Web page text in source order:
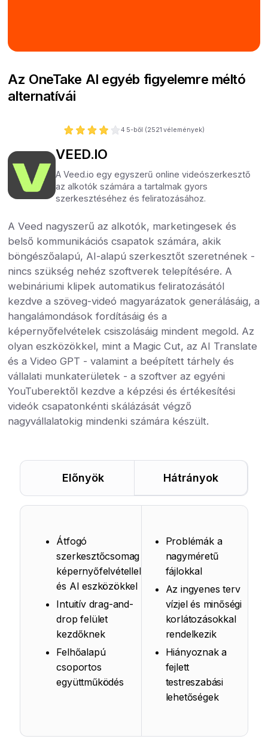
Az OneTake AI egyéb figyelemre méltó
alternatívái
4 5-ből (2521 vélemények)
VEED.IO
A Veed.io egy egyszerű online videószerkesztő
az alkotók számára a tartalmak gyors
szerkesztéséhez és feliratozásához.
A Veed nagyszerű az alkotók, marketingesek és
belső kommunikációs csapatok számára, akik
böngészőalapú, AI-alapú szerkesztőt szeretnének -
nincs szükség nehéz szoftverek telepítésére. A
webináriumi klipek automatikus feliratozásától
kezdve a szöveg-videó magyarázatok generálásáig, a
hangalámondások fordításáig és a
képernyőfelvételek csiszolásáig mindent megold. Az
olyan eszközökkel, mint a Magic Cut, az AI Translate
és a Video GPT - valamint a beépített tárhely és
vállalati munkaterületek - a szoftver az egyéni
YouTuberektől kezdve a képzési és értékesítési
videók csapatonkénti skálázását végző
nagyvállalatokig mindenki számára készült.
Előnyök Hátrányok
Átfogó
szerkesztőcsomag
képernyőfelvétellel
és AI eszközökkel
Intuitív drag-and-
drop felület
kezdőknek
Felhőalapú
csoportos
együttműködés
Problémák a
nagyméretű
fájlokkal
Az ingyenes terv
vízjel és minőségi
korlátozásokkal
rendelkezik
Hiányoznak a
fejlett
testreszabási
lehetőségek